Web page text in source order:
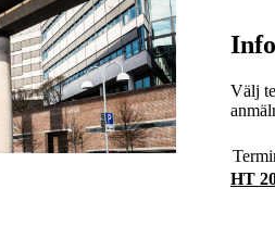
Välj
HT